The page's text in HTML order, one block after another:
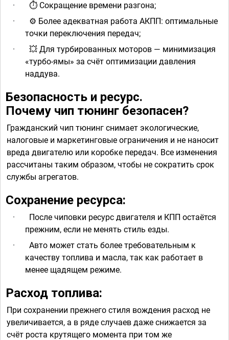
· ⏱ Сокращение времени разгона;
·
⚙ ️ Более адекватная работа АКПП: оптимальные
точки переключения передач;
· 💥 Для турбированных моторов — минимизация
«турбо-ямы» за счёт оптимизации давления
наддува.
Безопасность и ресурс.
Почему чип тюнинг безопасен?
Гражданский чип тюнинг снимает экологические,
налоговые и маркетинговые ограничения и не наносит
вреда двигателю или коробке передач. Все изменения
рассчитаны таким образом, чтобы не сократить срок
службы агрегатов.
Сохранение ресурса:
· После чиповки ресурс двигателя и КПП остаётся
прежним, если не менять стиль езды.
· Авто может стать более требовательным к
качеству топлива и масла, так как работает в
менее щадящем режиме.
Расход топлива:
При сохранении прежнего стиля вождения расход не
увеличивается, а в ряде случаев даже снижается за
счёт роста крутящего момента при том же